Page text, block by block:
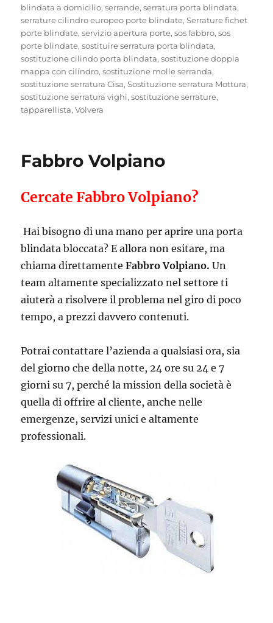
blindata a domicilio,serrande,serratura porta blindata,
serrature cilindro europeo porte blindate,Serrature fichet
porte blindate,servizio apertura porte,sos fabbro,sos
porte blindate,sostituire serratura porta blindata,
sostituzione cilindo porta blindata,sostituzione doppia
mappa con cilindro,sostituzione molle serranda,
sostituzione serratura Cisa,Sostituzione serratura Mottura,
sostituzione serratura vighi,sostituzione serrature,
tapparellista,Volvera
Fabbro Volpiano
Cercate Fabbro Volpiano?
Hai bisogno di una mano per aprire una porta
blindata bloccata? E allora non esitare, ma
chiama direttamenteFabbro Volpiano.Un
team altamente specializzato nel settore ti
aiuterà a risolvere il problema nel giro di poco
tempo, a prezzi davvero contenuti.
Potrai contattare l’azienda a qualsiasi ora, sia
del giorno che della notte, 24 ore su 24 e 7
giorni su 7, perché la mission della società è
quella di offrire al cliente, anche nelle
emergenze, servizi unici e altamente
professionali.